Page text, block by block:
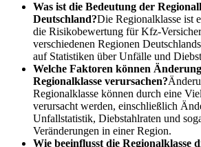
Was ist die Bedeutung der
Deutschland?Die Regionalklasse ist
die Risikobewertung für Kfz-
verschiedenen Regionen
auf Statistiken über Unfälle und
Welche Faktoren können
Regionalklasse verursachen?
Regionalklasse können durch eine
verursacht werden, einschließlich
Unfallstatistik, Diebstahlraten und
Veränderungen in einer Region.
Wie beeinflusst die Regionalklasse